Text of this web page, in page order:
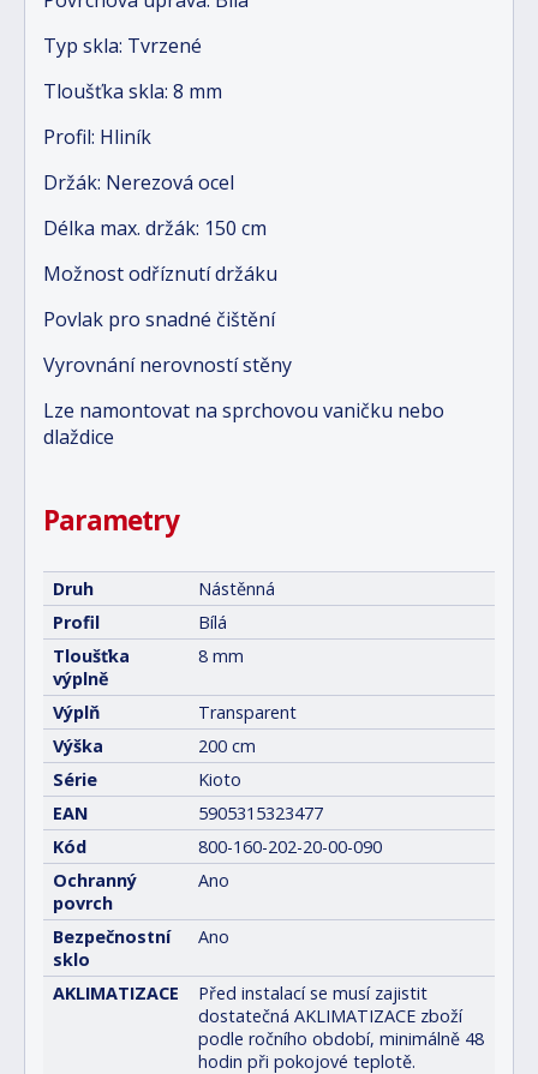
Typ skla: Tvrzené
Tloušťka skla: 8 mm
Profil: Hliník
Držák: Nerezová ocel
Délka max. držák: 150 cm
Možnost odříznutí držáku
Povlak pro snadné čištění
Vyrovnání nerovností stěny
Lze namontovat na sprchovou vaničku nebo
dlaždice
Parametry
Druh
Nástěnná
Profil
Bílá
Tloušťka
výplně
8 mm
Výplň
Transparent
Výška
200 cm
Série
Kioto
EAN
5905315323477
Kód
800-160-202-20-00-090
Ochranný
povrch
Ano
Bezpečnostní
sklo
Ano
AKLIMATIZACE
Před instalací se musí zajistit
dostatečná AKLIMATIZACE zboží
podle ročního období, minimálně 48
hodin při pokojové teplotě.